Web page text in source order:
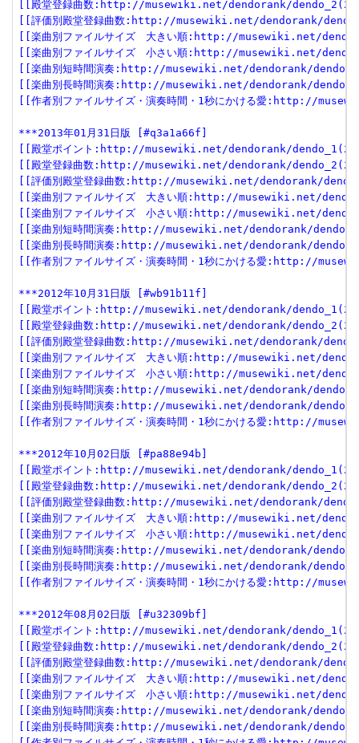
[[殿堂登録曲数:http://musewiki.net/dendorank/
[[評価別殿堂登録曲数:http://musewiki.net/dendorank/
[[楽曲別ファイルサイズ　大きい順:http://musewiki.net/
[[楽曲別ファイルサイズ　小さい順:http://musewiki.net/
[[楽曲別短時間演奏:http://musewiki.net/dendorank/
[[楽曲別長時間演奏:http://musewiki.net/dendorank/
[[作者別ファイルサイズ・演奏時間・1秒にかける愛:http://
***2013年01月31日版 [#q3a1a66f]
[[殿堂ポイント:http://musewiki.net/dendorank/
[[殿堂登録曲数:http://musewiki.net/dendorank/
[[評価別殿堂登録曲数:http://musewiki.net/dendorank/
[[楽曲別ファイルサイズ　大きい順:http://musewiki.net/
[[楽曲別ファイルサイズ　小さい順:http://musewiki.net/
[[楽曲別短時間演奏:http://musewiki.net/dendorank/
[[楽曲別長時間演奏:http://musewiki.net/dendorank/
[[作者別ファイルサイズ・演奏時間・1秒にかける愛:http://
***2012年10月31日版 [#wb91b11f]
[[殿堂ポイント:http://musewiki.net/dendorank/
[[殿堂登録曲数:http://musewiki.net/dendorank/
[[評価別殿堂登録曲数:http://musewiki.net/dendorank/
[[楽曲別ファイルサイズ　大きい順:http://musewiki.net/
[[楽曲別ファイルサイズ　小さい順:http://musewiki.net/
[[楽曲別短時間演奏:http://musewiki.net/dendorank/
[[楽曲別長時間演奏:http://musewiki.net/dendorank/
[[作者別ファイルサイズ・演奏時間・1秒にかける愛:http://
***2012年10月02日版 [#pa88e94b]
[[殿堂ポイント:http://musewiki.net/dendorank/
[[殿堂登録曲数:http://musewiki.net/dendorank/
[[評価別殿堂登録曲数:http://musewiki.net/dendorank/
[[楽曲別ファイルサイズ　大きい順:http://musewiki.net/
[[楽曲別ファイルサイズ　小さい順:http://musewiki.net/
[[楽曲別短時間演奏:http://musewiki.net/dendorank/
[[楽曲別長時間演奏:http://musewiki.net/dendorank/
[[作者別ファイルサイズ・演奏時間・1秒にかける愛:http://
***2012年08月02日版 [#u32309bf]
[[殿堂ポイント:http://musewiki.net/dendorank/
[[殿堂登録曲数:http://musewiki.net/dendorank/
[[評価別殿堂登録曲数:http://musewiki.net/dendorank/
[[楽曲別ファイルサイズ　大きい順:http://musewiki.net/
[[楽曲別ファイルサイズ　小さい順:http://musewiki.net/
[[楽曲別短時間演奏:http://musewiki.net/dendorank/
[[楽曲別長時間演奏:http://musewiki.net/dendorank/